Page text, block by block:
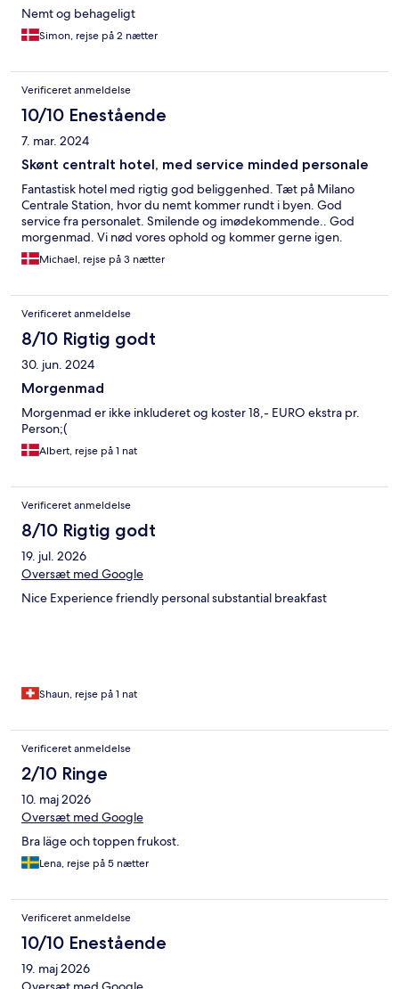
Nemt og behageligt
Simon, rejse på 2 nætter
Verificeret anmeldelse
10/10 Enestående
7. mar. 2024
Skønt centralt hotel, med service minded personale
Fantastisk hotel med rigtig god beliggenhed. Tæt på Milano
Centrale Station, hvor du nemt kommer rundt i byen. God
service fra personalet. Smilende og imødekommende.. God
morgenmad. Vi nød vores ophold og kommer gerne igen.
Michael, rejse på 3 nætter
Verificeret anmeldelse
8/10 Rigtig godt
30. jun. 2024
Morgenmad
Morgenmad er ikke inkluderet og koster 18,- EURO ekstra pr.
Person;(
Albert, rejse på 1 nat
Verificeret anmeldelse
8/10 Rigtig godt
19. jul. 2026
Oversæt med Google
Nice Experience friendly personal substantial breakfast
Shaun, rejse på 1 nat
Verificeret anmeldelse
2/10 Ringe
10. maj 2026
Oversæt med Google
Bra läge och toppen frukost.
Lena, rejse på 5 nætter
Verificeret anmeldelse
10/10 Enestående
19. maj 2026